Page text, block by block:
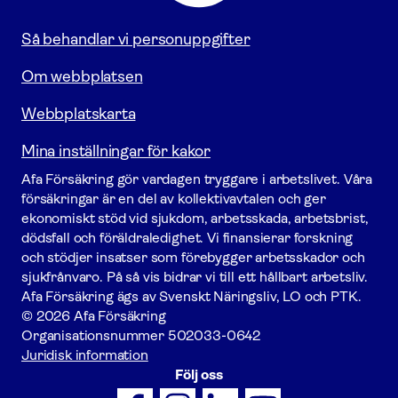
Så behandlar vi personuppgifter
Om webbplatsen
Webbplatskarta
Mina inställningar för kakor
Afa För­säkring gör vardagen tryggare i arbetslivet. Våra
försäk­ringar är en del av kollektivavtalen och ger
ekonomiskt stöd vid sjukdom, arbetsskada, arbetsbrist,
dödsfall och föräldraledighet. Vi finansierar forskning
och stödjer insatser som förebygger arbets­skador och
sjukfrånvaro. På så vis bidrar vi till ett hållbart arbetsliv.
Afa För­säkring ägs av Svenskt Näringsliv, LO och PTK.
© 2026 Afa Försäkring
Organisationsnummer 502033-0642
Juridisk information
Följ oss